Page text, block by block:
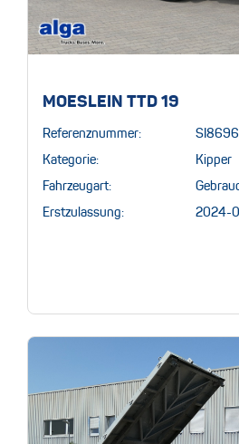
MOESLEIN TTD 19
Referenznummer:
Kategorie: Kipper
Fahrzeugart:
Erstzulassung: 2024-